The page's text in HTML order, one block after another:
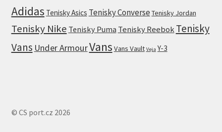
Adidas Tenisky Asics Tenisky Converse Tenisky Jordan
Tenisky Nike Tenisky Puma Tenisky Reebok Tenisky
Vans Under ArmourVans Vans Vault Veja Y-3
© CS port.cz 2026